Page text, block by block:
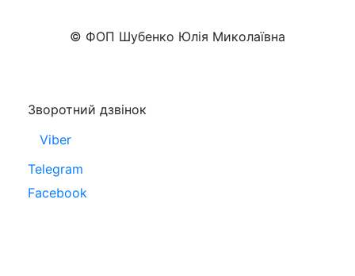
© ФОП Шубенко Юлія Миколаївна
Зворотний дзвінок
Viber
Telegram
Facebook